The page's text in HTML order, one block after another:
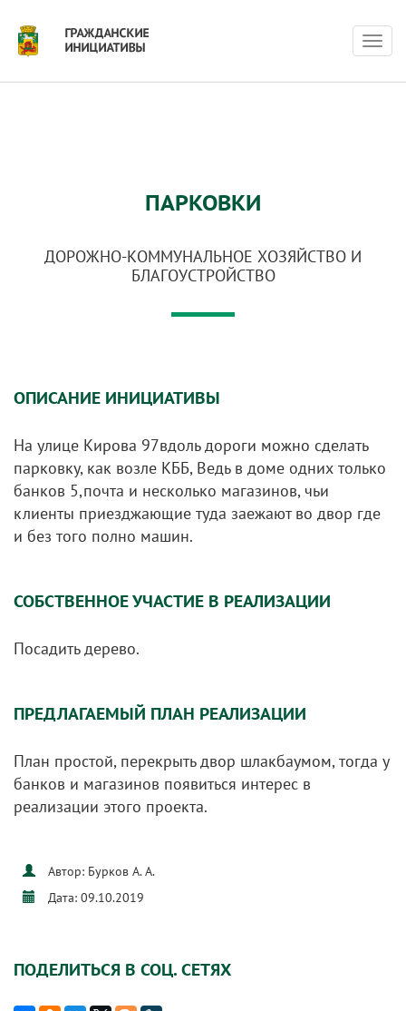
ПАРКОВКИ
ДОРОЖНО-КОММУНАЛЬНОЕ ХОЗЯЙСТВО И
БЛАГОУСТРОЙСТВО
ОПИСАНИЕ ИНИЦИАТИВЫ
На улице Кирова 97вдоль дороги можно сделать
парковку, как возле КББ, Ведь в доме одних только
банков 5,почта и несколько магазинов, чьи
клиенты приезджающие туда заежают во двор где
и без того полно машин.
СОБСТВЕННОЕ УЧАСТИЕ В РЕАЛИЗАЦИИ
Посадить дерево.
ПРЕДЛАГАЕМЫЙ ПЛАН РЕАЛИЗАЦИИ
План простой, перекрыть двор шлакбаумом, тогда у
банков и магазинов появиться интерес в
реализации этого проекта.
Автор: Бурков А. А.
Дата: 09.10.2019
ПОДЕЛИТЬСЯ В СОЦ. СЕТЯХ